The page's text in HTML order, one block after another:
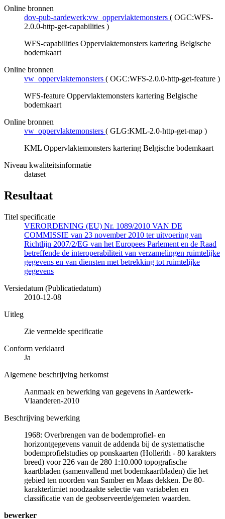
Online bronnen
dov-pub-aardewerk:vw_oppervlaktemonsters ( OGC:WFS-
2.0.0-http-get-capabilities )
WFS-capabilities Oppervlaktemonsters kartering Belgische
bodemkaart
Online bronnen
vw_oppervlaktemonsters ( OGC:WFS-2.0.0-http-get-feature )
WFS-feature Oppervlaktemonsters kartering Belgische
bodemkaart
Online bronnen
vw_oppervlaktemonsters ( GLG:KML-2.0-http-get-map )
KML Oppervlaktemonsters kartering Belgische bodemkaart
Niveau kwaliteitsinformatie
dataset
Resultaat
Titel specificatie
VERORDENING (EU) Nr. 1089/2010 VAN DE
COMMISSIE van 23 november 2010 ter uitvoering van
Richtlijn 2007/2/EG van het Europees Parlement en de Raad
betreffende de interoperabiliteit van verzamelingen ruimtelijke
gegevens en van diensten met betrekking tot ruimtelijke
gegevens
Versiedatum (Publicatiedatum)
2010-12-08
Uitleg
Zie vermelde specificatie
Conform verklaard
Ja
Algemene beschrijving herkomst
Aanmaak en bewerking van gegevens in Aardewerk-
Vlaanderen-2010
Beschrijving bewerking
1968: Overbrengen van de bodemprofiel- en
horizontgegevens vanuit de addenda bij de systematische
bodemprofielstudies op ponskaarten (Hollerith - 80 karakters
breed) voor 226 van de 280 1:10.000 topografische
kaartbladen (samenvallend met bodemkaartbladen) die het
gebied ten noorden van Samber en Maas dekken. De 80-
karakterlimiet noodzaakte selectie van variabelen en
classificatie van de geobserveerde/gemeten waarden.
bewerker